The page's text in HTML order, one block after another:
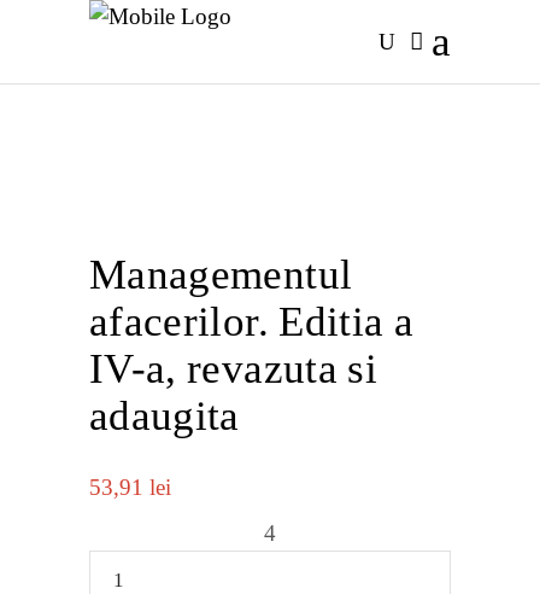
Managementul
afacerilor. Editia a
IV-a, revazuta si
adaugita
53,91 lei
Managementul